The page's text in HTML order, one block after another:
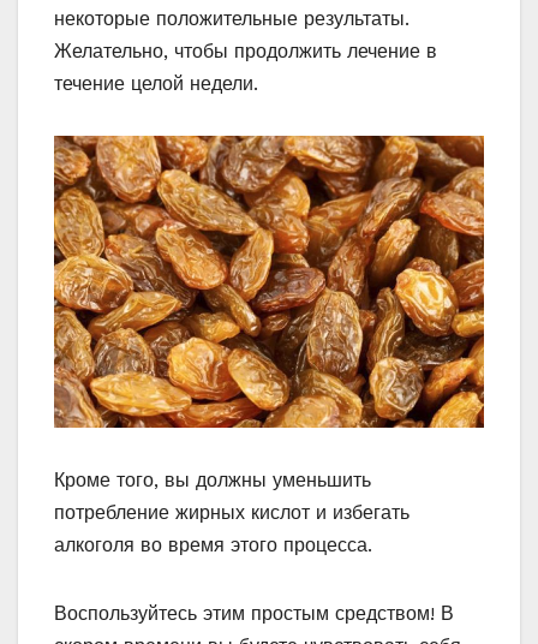
некоторые положительные результаты.
Желательно, чтобы продолжить лечение в
течение целой недели.
Кроме того, вы должны уменьшить
потребление жирных кислот и избегать
алкоголя во время этого процесса.
Воспользуйтесь этим простым средством! В